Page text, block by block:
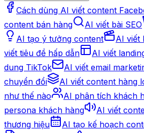
Cách dùng AI viết content
content bán hàng
AI viết bài SEO
AI tạo ý tưởng content
AI viết
viết tiêu đề hấp dẫn
AI viết
dung TikTok
AI viết email
chuyển đổi
AI viết content hàng
như thế nào
AI phân tích khách
persona khách hàng
AI viết
thương hiệu
AI tạo kế hoạch